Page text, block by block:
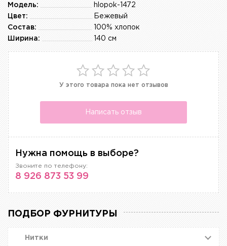
hlopok-1472
Модель:
Бежевый
Цвет:
100% хлопок
Состав:
140 см
Ширина:
У этого товара пока нет отзывов
Написать отзыв
Нужна помощь в выборе?
Звоните по телефону:
8 926 873 53 99
ПОДБОР ФУРНИТУРЫ
Нитки